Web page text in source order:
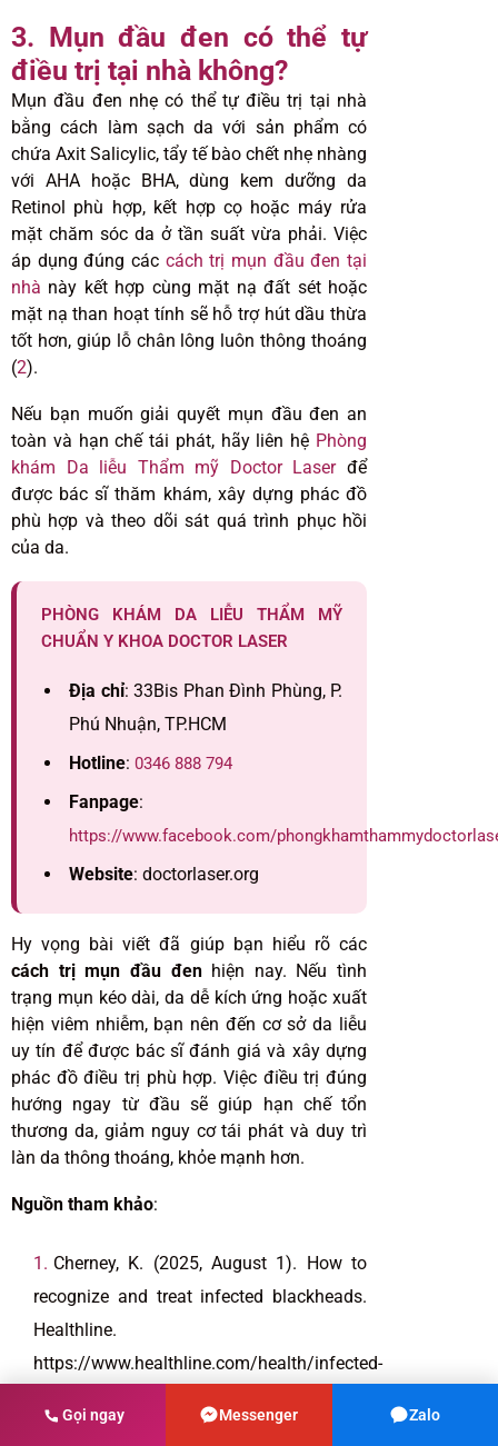
3. Mụn đầu đen có thể tự
điều trị tại nhà không?
Mụn đầu đen nhẹ có thể tự điều trị tại nhà
bằng cách làm sạch da với sản phẩm có
chứa Axit Salicylic, tẩy tế bào chết nhẹ nhàng
với AHA hoặc BHA, dùng kem dưỡng da
Retinol phù hợp, kết hợp cọ hoặc máy rửa
mặt chăm sóc da ở tần suất vừa phải. Việc
áp dụng đúng các cách trị mụn đầu đen tại
nhà này kết hợp cùng mặt nạ đất sét hoặc
mặt nạ than hoạt tính sẽ hỗ trợ hút dầu thừa
tốt hơn, giúp lỗ chân lông luôn thông thoáng
(2).
Nếu bạn muốn giải quyết mụn đầu đen an
toàn và hạn chế tái phát, hãy liên hệ Phòng
khám Da liễu Thẩm mỹ Doctor Laserđể
được bác sĩ thăm khám, xây dựng phác đồ
phù hợp và theo dõi sát quá trình phục hồi
của da.
PHÒNG KHÁM DA LIỄU THẨM MỸ
CHUẨN Y KHOA DOCTOR LASER
Địa chỉ: 33Bis Phan Đình Phùng, P.
Phú Nhuận, TP.HCM
Hotline: 0346 888 794
Fanpage:
https://www.facebook.com/
Website: doctorlaser.org
Hy vọng bài viết đã giúp bạn hiểu rõ các
cách trị mụn đầu đen hiện nay. Nếu tình
trạng mụn kéo dài, da dễ kích ứng hoặc xuất
hiện viêm nhiễm, bạn nên đến cơ sở da liễu
uy tín để được bác sĩ đánh giá và xây dựng
phác đồ điều trị phù hợp. Việc điều trị đúng
hướng ngay từ đầu sẽ giúp hạn chế tổn
thương da, giảm nguy cơ tái phát và duy trì
làn da thông thoáng, khỏe mạnh hơn.
Nguồn tham khảo:
Cherney, K. (2025, August 1). How to
recognize and treat infected blackheads.
Healthline.
https://www.healthline.com/health/infected-
Cherney, K. (2026, February 12). 12
Gọi ngay Messenger Zalo